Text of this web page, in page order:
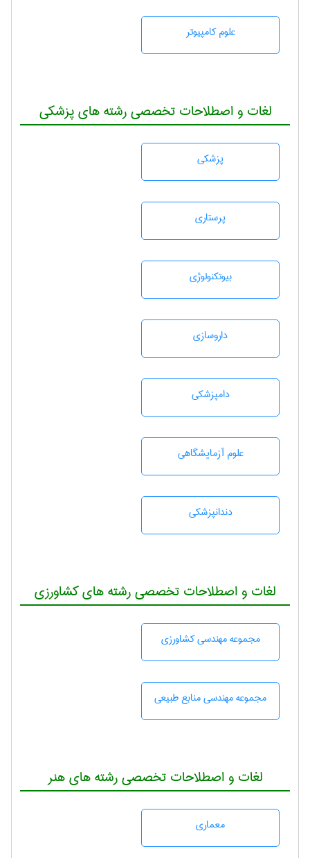
علوم کامپیوتر
لغات و اصطلاحات تخصصی رشته های پزشکی
پزشكی
پرستاری
بيوتكنولوژی
داروسازی
دامپزشكی
علوم آزمايشگاهی
دندانپزشكی
لغات و اصطلاحات تخصصی رشته های کشاورزی
مجموعه مهندسی كشاورزی
مجموعه مهندسی منابع طبيعی
لغات و اصطلاحات تخصصی رشته های هنر
معماری